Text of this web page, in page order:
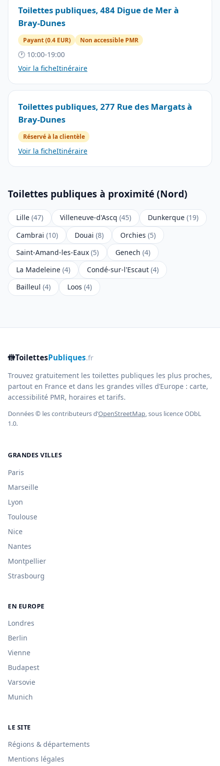
Toilettes publiques, 484 Digue de Mer à
Bray-Dunes
Payant (0.4 EUR) Non accessible PMR
🕐 10:00-19:00
Voir la ficheItinéraire
Toilettes publiques, 277 Rue des Margats à
Bray-Dunes
Réservé à la clientèle
Voir la ficheItinéraire
Toilettes publiques à proximité (Nord)
Lille (47) Villeneuve-d'Ascq (45) Dunkerque (19)
Cambrai (10) Douai (8) Orchies (5)
Saint-Amand-les-Eaux (5) Genech (4)
La Madeleine (4) Condé-sur-l'Escaut (4)
Bailleul (4) Loos (4)
🚻ToilettesPubliques.fr
Trouvez gratuitement les toilettes publiques les plus proches,
partout en France et dans les grandes villes d’Europe : carte,
accessibilité PMR, horaires et tarifs.
Données © les contributeurs d’OpenStreetMap, sous licence ODbL
1.0.
GRANDES VILLES
Paris
Marseille
Lyon
Toulouse
Nice
Nantes
Montpellier
Strasbourg
EN EUROPE
Londres
Berlin
Vienne
Budapest
Varsovie
Munich
LE SITE
Régions & départements
Mentions légales